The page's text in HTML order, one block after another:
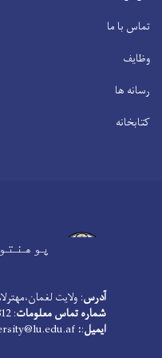
تماس با ما
وظایف
رسانه ها
کتابخانه
آدرس: ولایت
شماره تماس معلومات: 786112812 (0)93+
ایمیل:
: